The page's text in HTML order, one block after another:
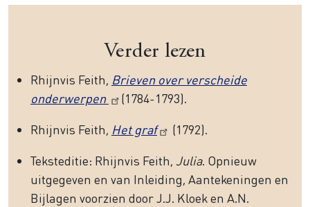
Verder lezen
Rhijnvis Feith, Brieven over verscheide
onderwerpen
(1784-1793).
Rhijnvis Feith, Het graf
(1792).
Teksteditie: Rhijnvis Feith, Julia. Opnieuw
uitgegeven en van Inleiding, Aantekeningen en
Bijlagen voorzien door J.J. Kloek en A.N.